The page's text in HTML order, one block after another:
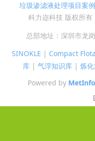
垃圾渗滤液处理项目案例
科力迩科技 版权所
总部地址：深圳市龙
SINOKLE | Compact
库 | 气浮知识库 | 炼
Powered by